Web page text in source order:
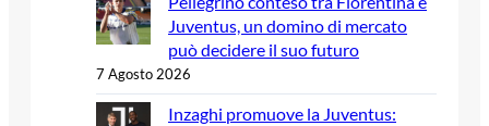
Juventus, un domino di mercato
può decidere il suo futuro
7 Agosto 2026
Inzaghi promuove la Juventus: